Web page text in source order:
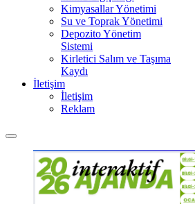
Kimyasallar Yönetimi
Su ve Toprak Yönetimi
Depozito Yönetim
Sistemi
Kirletici Salım ve Taşıma
Kaydı
İletişim
İletişim
Reklam